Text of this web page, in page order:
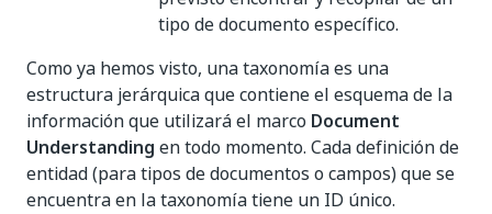
tipo de documento específico.
Como ya hemos visto, una taxonomía es una
estructura jerárquica que contiene el esquema de la
información que utilizará el marco Document
Understanding en todo momento. Cada definición de
entidad (para tipos de documentos o campos) que se
encuentra en la taxonomía tiene un ID único.